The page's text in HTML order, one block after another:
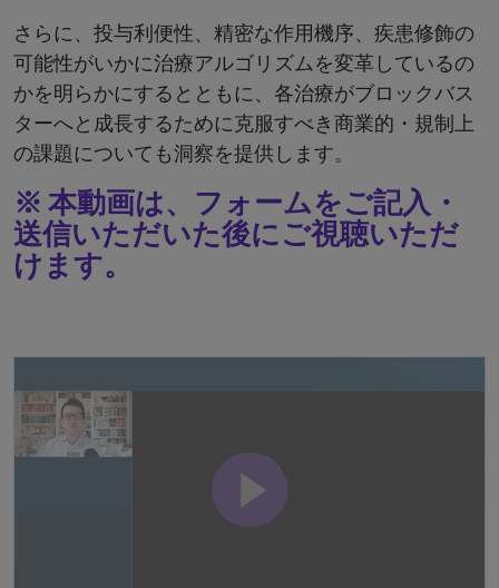
さらに、投与利便性、精密な作用機序、疾患修飾の
可能性がいかに治療アルゴリズムを変革しているの
かを明らかにするとともに、各治療がブロックバス
ターへと成長するために克服すべき商業的・規制上
の課題についても洞察を提供します。
※ 本動画は、フォームをご記入・
送信いただいた後にご視聴いただ
けます。